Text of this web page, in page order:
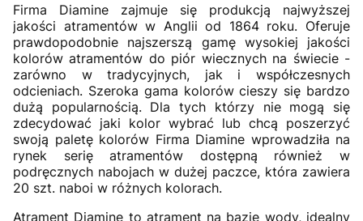
Firma Diamine zajmuje się produkcją najwyższej
jakości atramentów w Anglii od 1864 roku. Oferuje
prawdopodobnie najszerszą gamę wysokiej jakości
kolorów atramentów do piór wiecznych na świecie -
zarówno w tradycyjnych, jak i współczesnych
odcieniach. Szeroka gama kolorów cieszy się bardzo
dużą popularnością. Dla tych którzy nie mogą się
zdecydować jaki kolor wybrać lub chcą poszerzyć
swoją paletę kolorów Firma Diamine wprowadziła na
rynek serię atramentów dostępną również w
podręcznych nabojach w dużej paczce, która zawiera
20 szt. naboi w różnych kolorach.
Atrament Diamine to atrament na bazie wody, idealny